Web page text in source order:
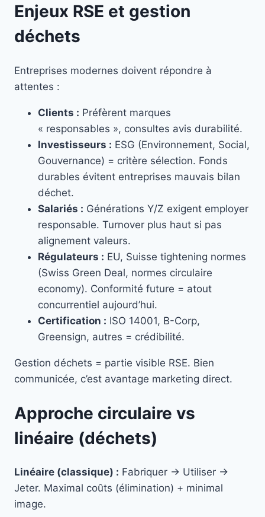
Enjeux RSE et gestion
déchets
Entreprises modernes doivent répondre à
attentes :
Clients : Préfèrent marques
« responsables », consultes avis durabilité.
Investisseurs : ESG (Environnement, Social,
Gouvernance) = critère sélection. Fonds
durables évitent entreprises mauvais bilan
déchet.
Salariés : Générations Y/Z exigent employer
responsable. Turnover plus haut si pas
alignement valeurs.
Régulateurs : EU, Suisse tightening normes
(Swiss Green Deal, normes circulaire
economy). Conformité future = atout
concurrentiel aujourd’hui.
Certification : ISO 14001, B-Corp,
Greensign, autres = crédibilité.
Gestion déchets = partie visible RSE. Bien
communicée, c’est avantage marketing direct.
Approche circulaire vs
linéaire (déchets)
Linéaire (classique) : Fabriquer → Utiliser →
Jeter. Maximal coûts (élimination) + minimal
image.